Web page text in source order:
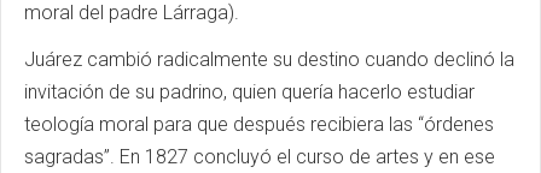
moral del padre Lárraga).
Juárez cambió radicalmente su destino cuando declinó la
invitación de su padrino, quien quería hacerlo estudiar
teología moral para que después recibiera las “órdenes
sagradas”. En 1827 concluyó el curso de artes y en ese